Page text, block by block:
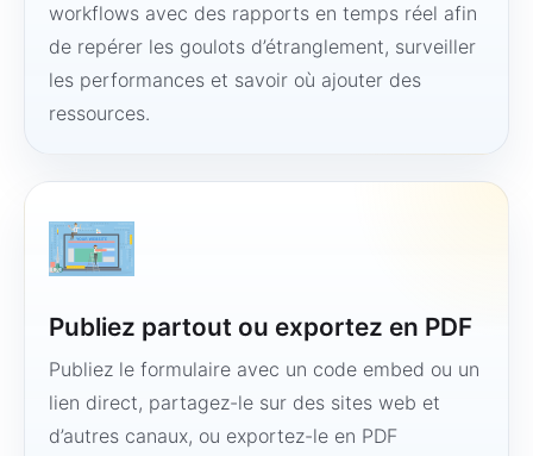
workflows avec des rapports en temps réel afin
de repérer les goulots d’étranglement, surveiller
les performances et savoir où ajouter des
ressources.
Publiez partout ou exportez en PDF
Publiez le formulaire avec un code embed ou un
lien direct, partagez-le sur des sites web et
d’autres canaux, ou exportez-le en PDF